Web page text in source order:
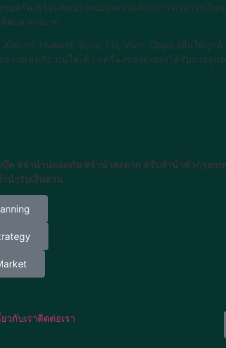
บครัน พร้อมตอบโจทย์ทุกความต้องการทางการเงิ
สะดวกสบาย
Huawei, Sony, LG, Vivo, Oppo เพื่อให้ลูก
ปลอดภัย มั่นใจได้ว่าเครื่องของคุณจะได้รับการดูแ
#จำนำปลอดภัย #จำนำสะดวก #รับจำนำทั่วกรุงเท
นำรับเงินด่วน
ยวกับเราติดต่อเรา